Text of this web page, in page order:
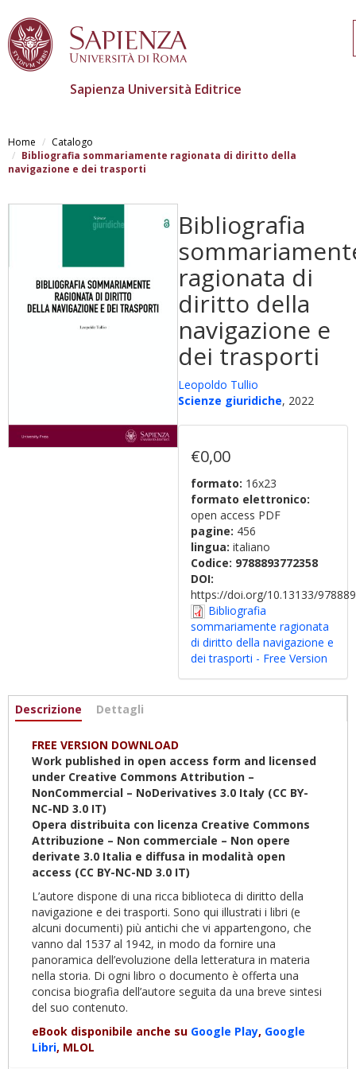
contenuto
principale
Sapienza Università Editrice
Home
Catalogo
Bibliografia sommariamente ragionata di diritto della
navigazione e dei trasporti
Bibliografia
ragionata di
diritto della
navigazione e
dei trasporti
Leopoldo Tullio
Scienze giuridiche, 2022
€0,00
formato: 16x23
formato elettronico:
open access PDF
pagine: 456
lingua: italiano
Codice: 9788893772358
DOI:
https://doi.org/10.13133/
Bibliografia
sommariamente ragionata
di diritto della navigazione e
dei trasporti - Free Version
Informazioni
Descrizione (scheda
Dettagli
FREE VERSION DOWNLOAD
Work published in open access form and licensed
under Creative Commons Attribution –
NonCommercial – NoDerivatives 3.0 Italy (CC BY-
NC-ND 3.0 IT)
Opera distribuita con licenza Creative Commons
Attribuzione – Non commerciale – Non opere
derivate 3.0 Italia e diffusa in modalità open
access (CC BY-NC-ND 3.0 IT)
L’autore dispone di una ricca biblioteca di diritto della
navigazione e dei trasporti. Sono qui illustrati i libri (e
alcuni documenti) più antichi che vi appartengono, che
vanno dal 1537 al 1942, in modo da fornire una
panoramica dell’evoluzione della letteratura in materia
nella storia. Di ogni libro o documento è offerta una
concisa biografia dell’autore seguita da una breve sintesi
del suo contenuto.
eBook disponibile anche su Google Play, Google
Libri, MLOL